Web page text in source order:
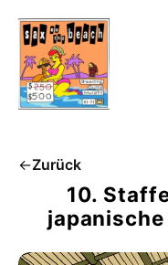
←Zurück
10.